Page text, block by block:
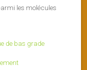
les molécules